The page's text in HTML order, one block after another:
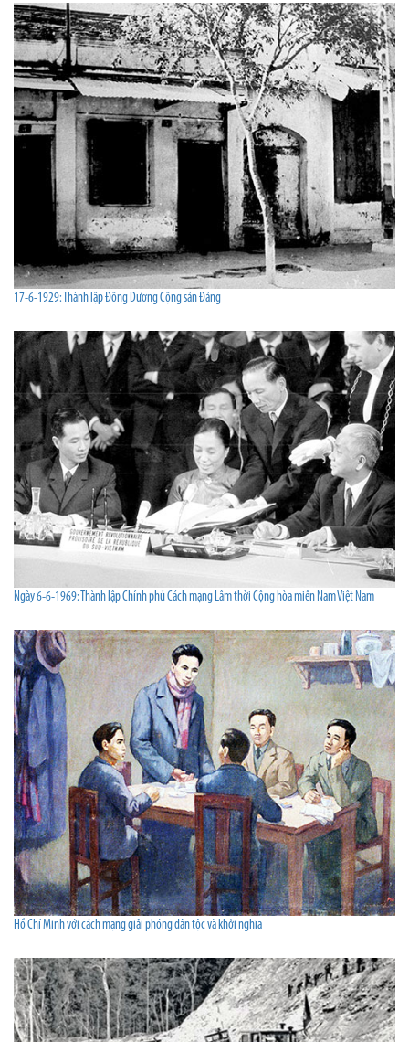
17-6-1929: Thành lập Đông Dương Cộng sản Đảng
Ngày 6-6-1969: Thành lập Chính phủ Cách mạng Lâm thời Cộng hòa miền Nam Việt Nam
Hồ Chí Minh với cách mạng giải phóng dân tộc và khởi nghĩa